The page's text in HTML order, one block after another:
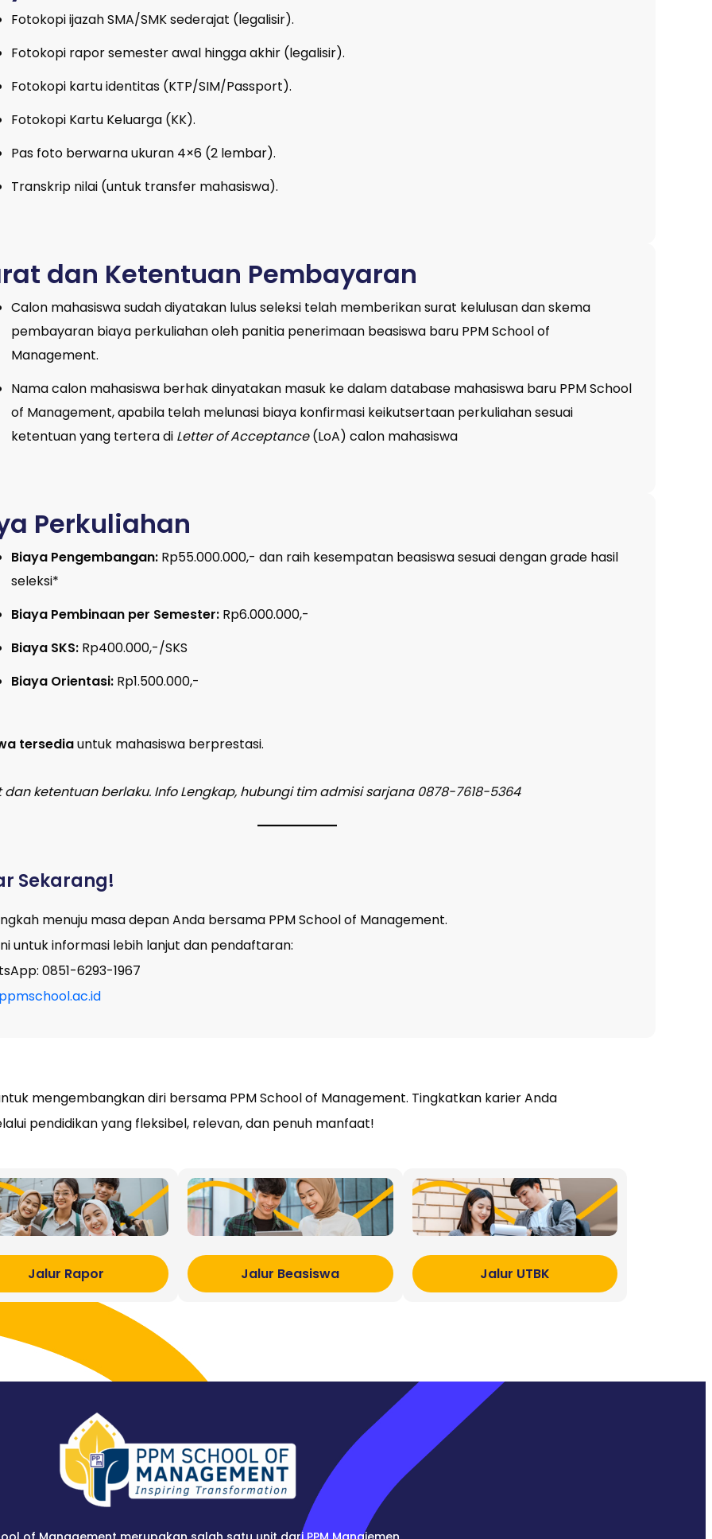
Fotokopi ijazah SMA/SMK sederajat (legalisir).
Fotokopi rapor semester awal hingga akhir (legalisir).
Fotokopi kartu identitas (KTP/SIM/Passport).
Fotokopi Kartu Keluarga (KK).
Pas foto berwarna ukuran 4×6 (2 lembar).
Transkrip nilai (untuk transfer mahasiswa).
dan Ketentuan Pembayaran
Calon mahasiswa sudah diyatakan lulus seleksi telah memberikan surat kelulusan dan skema
pembayaran biaya perkuliahan oleh panitia penerimaan beasiswa baru PPM School of
Management.
Nama calon mahasiswa berhak dinyatakan masuk ke dalam database mahasiswa baru PPM School
of Management, apabila telah melunasi biaya konfirmasi keikutsertaan perkuliahan sesuai
ketentuan yang tertera di Letter of Acceptance(LoA) calon mahasiswa
Perkuliahan
Biaya Pengembangan: Rp55.000.000,- dan raih kesempatan beasiswa sesuai dengan grade hasil
seleksi*
Biaya Pembinaan per Semester: Rp6.000.000,-
Biaya SKS: Rp400.000,-/SKS
Biaya Orientasi: Rp1.500.000,-
tersediauntuk mahasiswa berprestasi.
dan ketentuan berlaku. Info Lengkap, hubungi tim admisi sarjana 0878-7618-5364
Sekarang!
menuju masa depan Anda bersama PPM School of Management.
untuk informasi lebih lanjut dan pendaftaran:
0851-6293-1967
mengembangkan diri bersama PPM School of Management. Tingkatkan karier Anda
pendidikan yang fleksibel, relevan, dan penuh manfaat!
Jalur Rapor Jalur Beasiswa Jalur UTBK